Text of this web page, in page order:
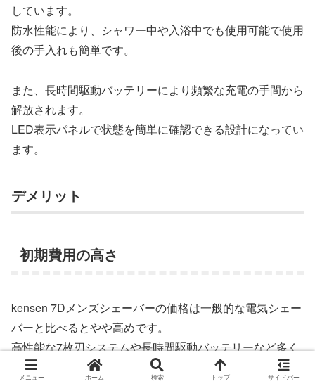
しています。
防水性能により、シャワー中や入浴中でも使用可能で使用
後の手入れも簡単です。
また、長時間駆動バッテリーにより頻繁な充電の手間から
解放されます。
LED表示パネルで状態を簡単に確認できる設計になってい
ます。
デメリット
初期費用の高さ
kensen 7Dメンズシェーバーの価格は一般的な電気シェー
バーと比べるとやや高めです。
高性能な7枚刃システムや長時間駆動バッテリーなど多く
の高機能が搭載されているためです。
メニュー ホーム 検索 トップ サイドバー